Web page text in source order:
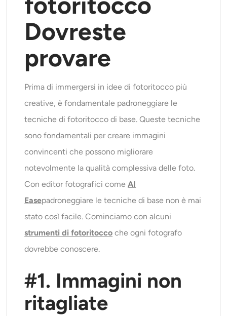
Dovreste
provare
Prima di immergersi in idee di fotoritocco più
creative, è fondamentale padroneggiare le
tecniche di fotoritocco di base. Queste tecniche
sono fondamentali per creare immagini
convincenti che possono migliorare
notevolmente la qualità complessiva delle foto.
Con editor fotografici comeAI
Easepadroneggiare le tecniche di base non è mai
stato così facile. Cominciamo con alcuni
strumenti di fotoritocco che ogni fotografo
dovrebbe conoscere.
#1. Immagini non
ritagliate